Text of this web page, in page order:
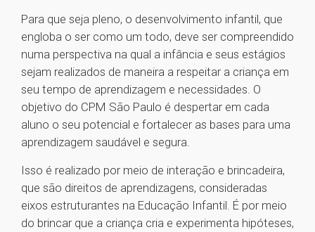
Para que seja pleno, o desenvolvimento infantil, que
engloba o ser como um todo, deve ser compreendido
numa perspectiva na qual a infância e seus estágios
sejam realizados de maneira a respeitar a criança em
seu tempo de aprendizagem e necessidades. O
objetivo do CPM São Paulo é despertar em cada
aluno o seu potencial e fortalecer as bases para uma
aprendizagem saudável e segura.
Isso é realizado por meio de interação e brincadeira,
que são direitos de aprendizagens, consideradas
eixos estruturantes na Educação Infantil. É por meio
do brincar que a criança cria e experimenta hipóteses,